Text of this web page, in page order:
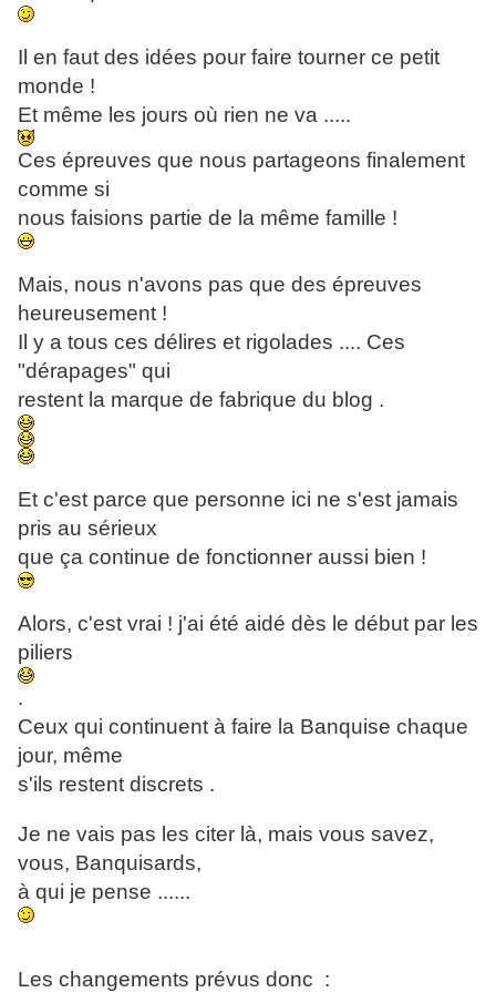
Il en faut des idées pour faire tourner ce petit
monde !
Et même les jours où rien ne va .....
Ces épreuves que nous partageons finalement
comme si
nous faisions partie de la même famille !
Mais, nous n'avons pas que des épreuves
heureusement !
Il y a tous ces délires et rigolades .... Ces
"dérapages" qui
restent la marque de fabrique du blog .
Et c'est parce que personne ici ne s'est jamais
pris au sérieux
que ça continue de fonctionner aussi bien !
Alors, c'est vrai ! j'ai été aidé dès le début par les
piliers
.
Ceux qui continuent à faire la Banquise chaque
jour, même
s'ils restent discrets .
Je ne vais pas les citer là, mais vous savez,
vous, Banquisards,
à qui je pense ......
Les changements prévus donc :